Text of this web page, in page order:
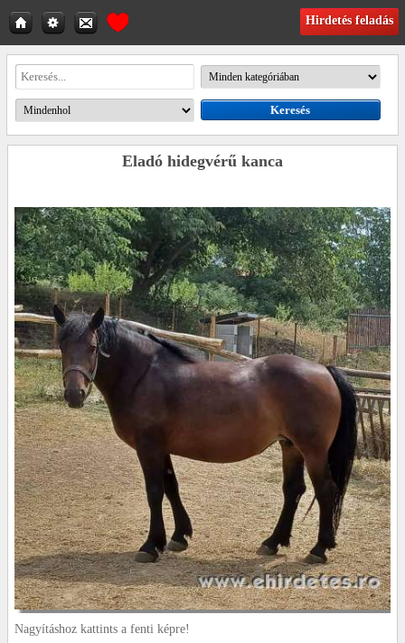
Hirdetés feladás
Eladó hidegvérű kanca
Nagyításhoz kattints a fenti képre!